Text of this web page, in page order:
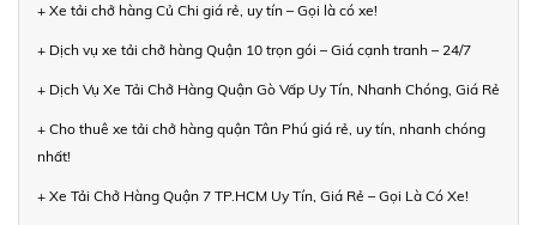
+ Xe tải chở hàng Củ Chi giá rẻ, uy tín – Gọi là có xe!
+ Dịch vụ xe tải chở hàng Quận 10 trọn gói – Giá cạnh tranh – 24/7
+ Dịch Vụ Xe Tải Chở Hàng Quận Gò Vấp Uy Tín, Nhanh Chóng, Giá Rẻ
+ Cho thuê xe tải chở hàng quận Tân Phú giá rẻ, uy tín, nhanh chóng
nhất!
+ Xe Tải Chở Hàng Quận 7 TP.HCM Uy Tín, Giá Rẻ – Gọi Là Có Xe!